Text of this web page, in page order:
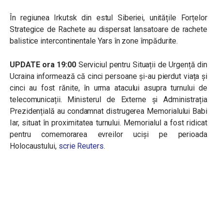
În regiunea Irkutsk din estul Siberiei, unitățile Forțelor
Strategice de Rachete au dispersat lansatoare de rachete
balistice intercontinentale Yars în zone împădurite.
UPDATE ora 19:00 Serviciul pentru Situații de Urgență din
Ucraina informează că cinci persoane și-au pierdut viața și
cinci au fost rănite, în urma atacului asupra turnului de
telecomunicații. Ministerul de Externe și Administrația
Prezidențială au condamnat distrugerea Memorialului Babi
Iar, situat în proximitatea turnului. Memorialul a fost ridicat
pentru comemorarea evreilor uciși pe perioada
Holocaustului, scrie Reuters.